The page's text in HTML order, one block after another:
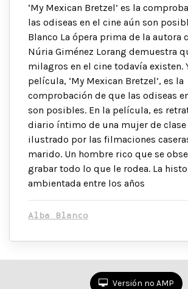
‘My Mexican Bretzel’ es la
las odiseas en el cine aún son
Blanco La ópera prima de la autora
Núria Giménez Lorang demuestra
milagros en el cine todavía existen.
película, ‘My Mexican Bretzel’, es la
comprobación de que las odiseas
son posibles. En la película, es
diario íntimo de una mujer de clase
ilustrado por las filmaciones
marido. Un hombre rico que se
grabar todo lo que le rodea. La
ambientada entre los años
Alba Blanco
Versión no AMP